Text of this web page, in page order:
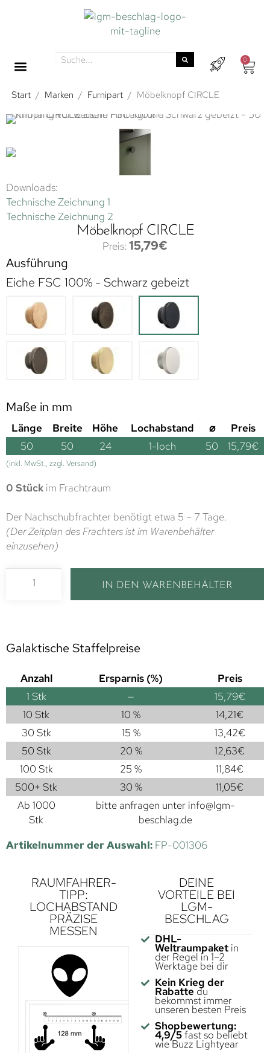
0
Start / Marken / Furnipart / Möbelknopf CIRCLE
Downloads:
Technische Zeichnung 1
Technische Zeichnung 2
Möbelknopf CIRCLE
15,79€
Ausführung
Eiche FSC 100% - Schwarz gebeizt
Maße in mm
Länge Breite Höhe Lochabstand ⌀
Preis
50
50 24 1-loch 50 15,79€
(inkl. MwSt., zzgl. Versand)
0 Stück im Frachtraum
Der Nachschubfrachter benötigt etwa 5 – 7 Tage.
(Der Zeitplan des Frachters ist im Warenbehälter
einzusehen)
IN DEN WARENBEHÄLTER
Galaktische Staffelpreise
Anzahl Ersparnis (%)
Preis
1 Stk — 15,79€
10 Stk
10 % 14,21€
30 Stk
15 % 13,42€
50 Stk
20 % 12,63€
100 Stk
25 % 11,84€
500+ Stk
30 % 11,05€
Ab 1000
Stk
bitte anfragen unter info@lgm-
beschlag.de
Artikelnummer der Auswahl: FP-001306
RAUMFAHRER-
TIPP:
LOCHABSTAND
PRÄZISE
MESSEN
DEINE
VORTEILE BEI
LGM-
BESCHLAG
DHL-
Weltraumpaketin
der Regel in 1–2
Werktage bei dir
Kein Krieg der
Rabatte du
bekommst immer
unseren besten Preis
Shopbewertung:
4,9/5fast so beliebt
wie Buzz Lightyear